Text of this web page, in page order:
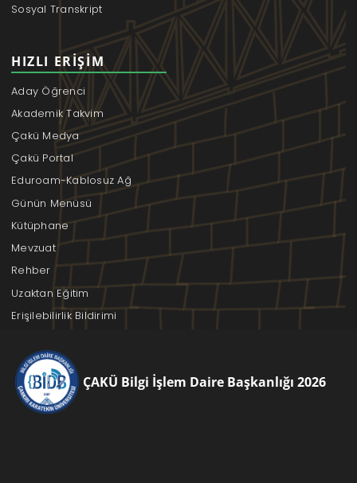
Sosyal Transkript
HIZLI ERIŞIM
Aday Öğrenci
Akademik Takvim
Çakü Medya
Çakü Portal
Eduroam-Kablosuz Ağ
Günün Menüsü
Kütüphane
Mevzuat
Rehber
Uzaktan Eğitim
Erişilebilirlik Bildirimi
ÇAKÜ Bilgi İşlem Daire Başkanlığı 2026